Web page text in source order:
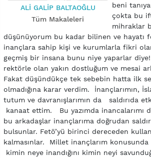
ALİ GALİP BALTAOĞLU
Tüm Makaleleri
beni
çokta bu
mihraklar
düşünüyorum bu kadar bilinen ve hayatı
inançlara sahip kişi ve kurumlarla fikri
geçmiş bir insana bunu niye yaparlar
rektörle olan yakın dostluğum ve mesai
Fakat düşündükçe tek sebebin hatta ilk
olmadığına karar verdim. İnançlarımın,
tutum ve davranışlarımın da saldırıda
kanaat ettim. Bu yazımda inancalarımı
bu arkadaşlar inançlarıma doğrudan
bulsunlar. Fetö’yü birinci dereceden
kalmasınlar. Millet inançlarım
kimin neye inandığını kimin neyi